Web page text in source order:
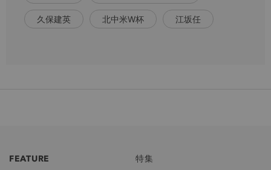
久保建英 北中米W杯 江坂任
FEATURE
特集